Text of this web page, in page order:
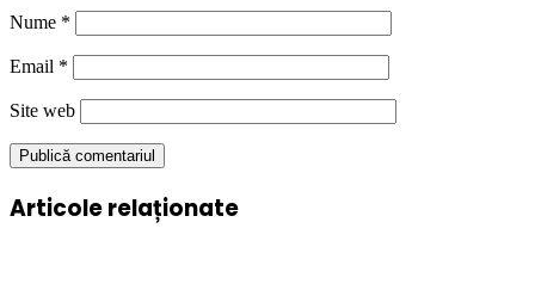
Nume *
Email *
Site web
Articole relaționate